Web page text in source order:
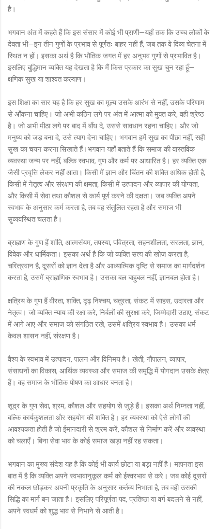
है।
भगवान अंत में कहते हैं कि इस संसार में कोई भी प्राणी—यहाँ तक कि उच्च लोकों के
देवता भी—इन तीन गुणों के प्रभाव से पूर्णतः बाहर नहीं हैं, जब तक वे दिव्य चेतना में
स्थित न हों। इसका अर्थ है कि भौतिक जगत में हर अनुभव गुणों से प्रभावित है।
इसलिए बुद्धिमान व्यक्ति यह देखता है कि मैं किस प्रकार का सुख चुन रहा हूँ—
क्षणिक सुख या शाश्वत कल्याण।
इस शिक्षा का सार यह है कि हर सुख का मूल्य उसके आरंभ से नहीं, उसके परिणाम
से आँकना चाहिए। जो अभी कठिन लगे पर अंत में आत्मा को मुक्त करे, वही श्रेष्ठ
है। जो अभी मीठा लगे पर बाद में बाँध दे, उससे सावधान रहना चाहिए। और जो
मनुष्य को जड़ बना दे, उसे त्याग देना चाहिए। भगवान हमें सुख का पीछा नहीं, सही
सुख का चयन करना सिखाते हैं।भगवान यहाँ बताते हैं कि समाज की वास्तविक
व्यवस्था जन्म पर नहीं, बल्कि स्वभाव, गुण और कर्म पर आधारित है। हर व्यक्ति एक
जैसी प्रवृत्ति लेकर नहीं आता। किसी में ज्ञान और चिंतन की शक्ति अधिक होती है,
किसी में नेतृत्व और संरक्षण की क्षमता, किसी में उत्पादन और व्यापार की योग्यता,
और किसी में सेवा तथा कौशल से कार्य पूर्ण करने की दक्षता। जब व्यक्ति अपने
स्वभाव के अनुसार कर्म करता है, तब वह संतुलित रहता है और समाज भी
सुव्यवस्थित चलता है।
ब्राह्मण के गुण हैं शांति, आत्मसंयम, तपस्या, पवित्रता, सहनशीलता, सरलता, ज्ञान,
विवेक और धार्मिकता। इसका अर्थ है कि जो व्यक्ति सत्य की खोज करता है,
चरित्रवान है, दूसरों को ज्ञान देता है और आध्यात्मिक दृष्टि से समाज का मार्गदर्शन
करता है, उसमें ब्राह्मणिक स्वभाव है। उसका बल बाहुबल नहीं, ज्ञानबल होता है।
क्षत्रिय के गुण हैं वीरता, शक्ति, दृढ़ निश्चय, चतुरता, संकट में साहस, उदारता और
नेतृत्व। जो व्यक्ति न्याय की रक्षा करे, निर्बलों की सुरक्षा करे, जिम्मेदारी उठाए, संकट
में आगे आए और समाज को संगठित रखे, उसमें क्षत्रिय स्वभाव है। उसका धर्म
केवल शासन नहीं, संरक्षण है।
वैश्य के स्वभाव में उत्पादन, पालन और विनिमय है। खेती, गौपालन, व्यापार,
संसाधनों का विकास, आर्थिक व्यवस्था और समाज की समृद्धि में योगदान उसके क्षेत्र
हैं। वह समाज के भौतिक पोषण का आधार बनता है।
शूद्र के गुण सेवा, श्रम, कौशल और सहयोग से जुड़े हैं। इसका अर्थ निम्नता नहीं,
बल्कि कार्यकुशलता और सहयोग की शक्ति है। हर व्यवस्था को ऐसे लोगों की
आवश्यकता होती है जो ईमानदारी से श्रम करें, कौशल से निर्माण करें और व्यवस्था
को चलाएँ। बिना सेवा भाव के कोई समाज खड़ा नहीं रह सकता।
भगवान का मुख्य संदेश यह है कि कोई भी कार्य छोटा या बड़ा नहीं है। महानता इस
बात में है कि व्यक्ति अपने स्वभावानुकूल कर्म को ईश्वरभाव से करे। जब कोई दूसरों
की नकल छोड़कर अपनी प्रकृति के अनुसार कर्तव्य निभाता है, तब वही उसकी
सिद्धि का मार्ग बन जाता है। इसलिए परिपूर्णता पद, प्रतिष्ठा या वर्ग बदलने से नहीं,
अपने स्वधर्म को शुद्ध भाव से निभाने से आती है।